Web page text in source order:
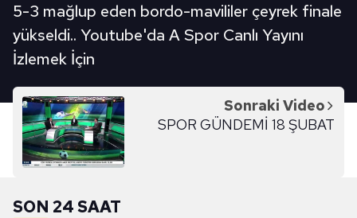
5-3 mağlup eden bordo-mavililer çeyrek finale
yükseldi.. Youtube'da A Spor Canlı Yayını
İzlemek İçin
Sonraki Video
SPOR GÜNDEMİ 18 ŞUBAT
SON 24 SAAT